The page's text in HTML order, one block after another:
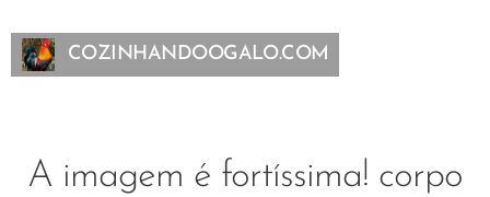
COZINHANDOOGALO.COM
A imagem é fortíssima! corpo